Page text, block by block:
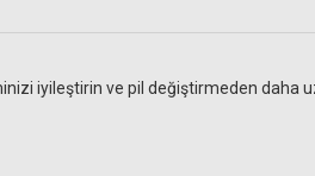
iyileştirin ve pil değiştirmeden daha